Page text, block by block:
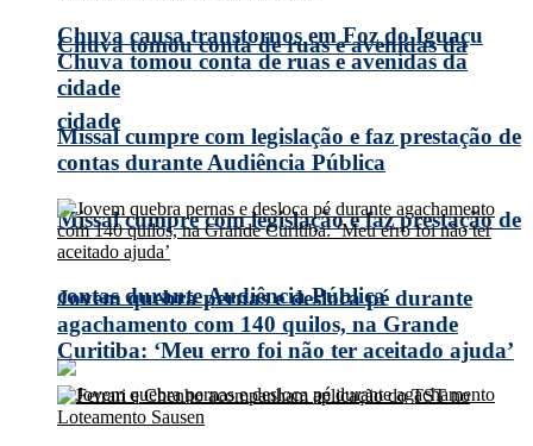
Chuva tomou conta de ruas e avenidas da
cidade
Missal cumpre com legislação e faz prestação de
contas durante Audiência Pública
Chuva causa transtornos em Foz do Iguaçu
Chuva tomou conta de ruas e avenidas da
cidade
Missal cumpre com legislação e faz prestação de
contas durante Audiência Pública
Jovem quebra pernas e desloca pé durante
agachamento com 140 quilos, na Grande
Curitiba: ‘Meu erro foi não ter aceitado ajuda’